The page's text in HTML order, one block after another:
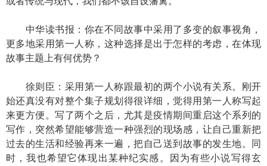
中华读书报：你在不同故事中采用了多变的叙事视角，
更多地采用第一人称，这种选择是出于怎样的考虑，在体现
故事主题上有何优势？
徐则臣：采用第一人称跟最初的两个小说有关系。刚开
始还真没有对整个集子规划得很详细，觉得用第一人称写起
来更方便。写了两个之后，尤其是疫情期间重启这个系列的
写作，突然希望能够营造一种强烈的现场感，让自己重新把
过去的生活和经验再来一遍，把自己送到故事的发生地。同
时，我也希望它体现出某种纪实感。因为有些小说写得玄